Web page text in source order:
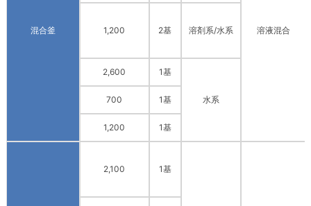
混合釜 溶液混合
1,200 2基 溶剤系/水系
2,600 1基
水系
700 1基
1,200 1基
2,100 1基